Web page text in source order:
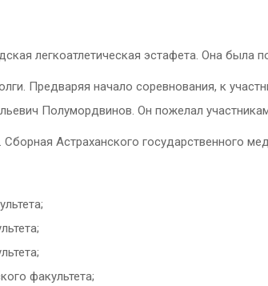
легкоатлетическая эстафета. Она была
Предваряя начало соревнования, к
Полумордвинов. Он пожелал
Астраханского государственного
факультета;